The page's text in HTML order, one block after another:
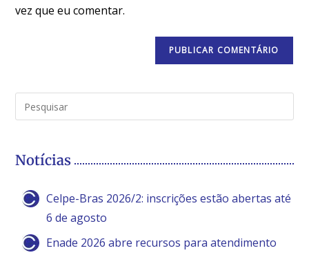
vez que eu comentar.
Notícias
Celpe-Bras 2026/2: inscrições estão abertas até
6 de agosto
Enade 2026 abre recursos para atendimento